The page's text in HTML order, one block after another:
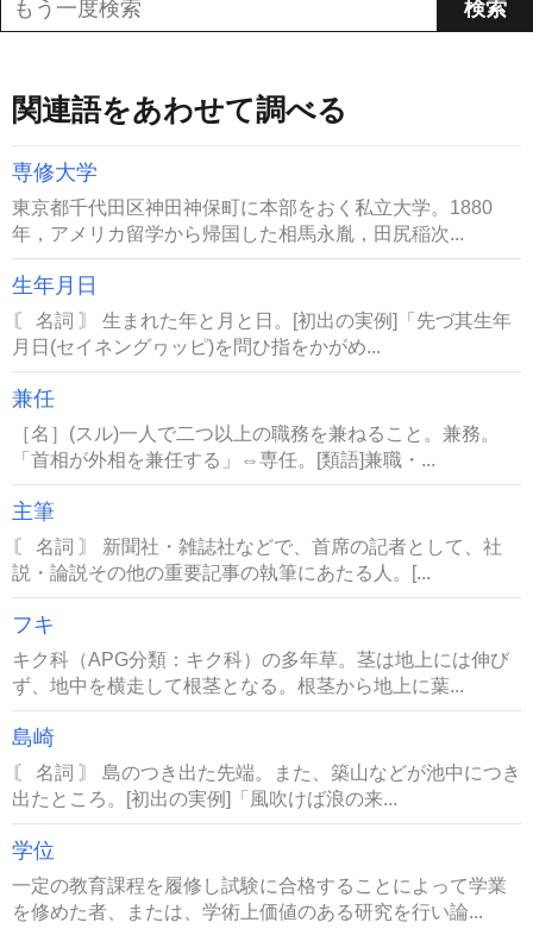
関連語をあわせて調べる
専修大学
東京都千代田区神田神保町に本部をおく私立大学。1880
年，アメリカ留学から帰国した相馬永胤，田尻稲次...
生年月日
〘 名詞 〙 生まれた年と月と日。[初出の実例]「先づ其生年
月日(セイネングヮッピ)を問ひ指をかがめ...
兼任
［名］(スル)一人で二つ以上の職務を兼ねること。兼務。
「首相が外相を兼任する」⇔専任。[類語]兼職・...
主筆
〘 名詞 〙 新聞社・雑誌社などで、首席の記者として、社
説・論説その他の重要記事の執筆にあたる人。[...
フキ
キク科（APG分類：キク科）の多年草。茎は地上には伸び
ず、地中を横走して根茎となる。根茎から地上に葉...
島崎
〘 名詞 〙 島のつき出た先端。また、築山などが池中につき
出たところ。[初出の実例]「風吹けば浪の来...
学位
一定の教育課程を履修し試験に合格することによって学業
を修めた者、または、学術上価値のある研究を行い論...